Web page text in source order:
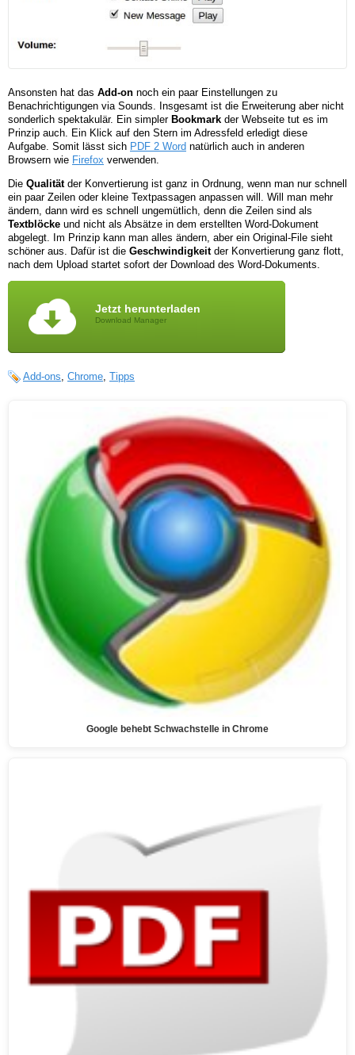
Ansonsten hat das Add-on noch ein paar Einstellungen zu
Benachrichtigungen via Sounds. Insgesamt ist die Erweiterung aber nicht
sonderlich spektakulär. Ein simpler Bookmark der Webseite tut es im
Prinzip auch. Ein Klick auf den Stern im Adressfeld erledigt diese
Aufgabe. Somit lässt sich PDF 2 Word natürlich auch in anderen
Browsern wie Firefox verwenden.
Die Qualitätder Konvertierung ist ganz in Ordnung, wenn man nur schnell
ein paar Zeilen oder kleine Textpassagen anpassen will. Will man mehr
ändern, dann wird es schnell ungemütlich, denn die Zeilen sind als
Textblöcke und nicht als Absätze in dem erstellten Word-Dokument
abgelegt. Im Prinzip kann man alles ändern, aber ein Original-File sieht
schöner aus. Dafür ist die Geschwindigkeitder Konvertierung ganz flott,
nach dem Upload startet sofort der Download des Word-Dokuments.
Jetzt herunterladen
Download Manager
Add-ons, Chrome, Tipps
Google behebt Schwachstelle in Chrome